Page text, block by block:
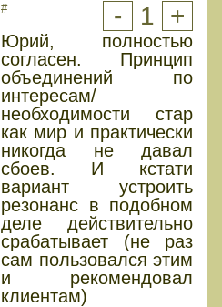
#
- 1 +
Юрий, полностью
согласен. Принцип
объединений по
интересам/
необходимости стар
как мир и практически
никогда не давал
сбоев. И кстати
вариант устроить
резонанс в подобном
деле действительно
срабатывает (не раз
сам пользовался этим
и рекомендовал
клиентам)